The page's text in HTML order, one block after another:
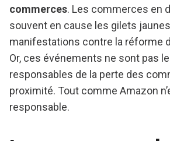
commerces. Les commerces en
souvent en cause les gilets
manifestations contre la réforme
Or, ces événements ne sont pas
responsables de la perte des
proximité. Tout comme Amazon
responsable.